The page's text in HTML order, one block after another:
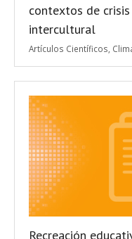
contextos de
intercultural
Artículos Científicos
Recreación